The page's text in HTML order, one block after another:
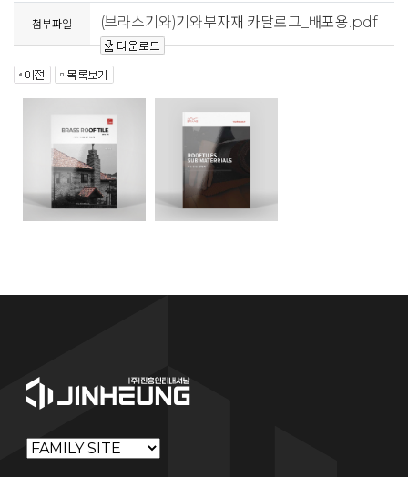
첨부파일 (브라스기와)기와부자재 카달로그_배포용.pdf